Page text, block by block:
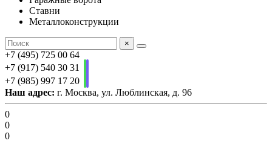
Ставни
Металлоконструкции
×
+7 (495) 725 00 64
+7 (917) 540 30 31
+7 (985) 997 17 20
Наш адрес: г. Москва, ул. Люблинская, д. 96
0
0
0